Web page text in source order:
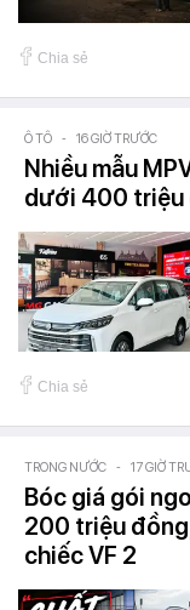
Chia sẻ
Ô TÔ - 16 GIỜ TRƯỚC
Nhiều mẫu
dưới 400 triệu
Chia sẻ
TRONG NƯỚC - 17 GIỜ
Bóc giá gói
200 triệu
chiếc VF 2